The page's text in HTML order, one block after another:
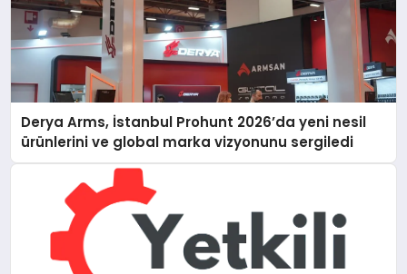
Derya Arms, İstanbul Prohunt 2026’da yeni nesil
ürünlerini ve global marka vizyonunu sergiledi